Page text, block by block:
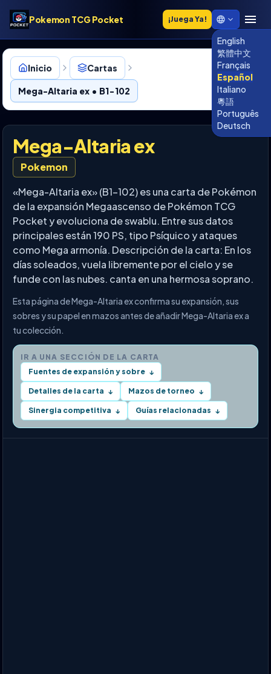
Pokemon TCG Pocket ¡Juega Ya!
English
繁體中文
Français
Español
Italiano
粵語
Português
Deutsch
Inicio Cartas
Mega-Altaria ex • B1-102
Mega-Altaria ex
Pokemon
«Mega-Altaria ex» (B1-102) es una carta de Pokémon
de la expansión Megaascenso de Pokémon TCG
Pocket y evoluciona de swablu. Entre sus datos
principales están 190 PS, tipo Psíquico y ataques
como Mega armonía. Descripción de la carta: En los
días soleados, vuela libremente por el cielo y se
funde con las nubes. canta en una hermosa soprano.
Esta página de Mega-Altaria ex confirma su expansión, sus
sobres y su papel en mazos antes de añadir Mega-Altaria ex a
tu colección.
IR A UNA SECCIÓN DE LA CARTA
Fuentes de expansión y sobre ↓
Detalles de la carta ↓ Mazos de torneo ↓
Sinergia competitiva ↓ Guías relacionadas ↓